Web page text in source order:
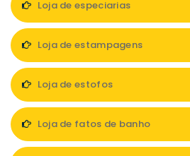
Loja de especiarias
Loja de estampagens
Loja de estofos
Loja de fatos de banho